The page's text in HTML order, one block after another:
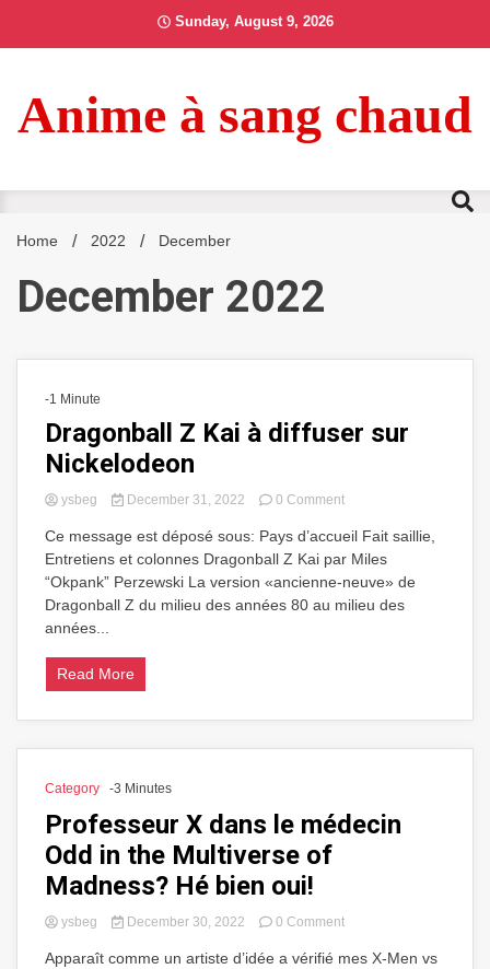
Sunday, August 9, 2026
Anime à sang chaud
Home 2022 December
December 2022
-1 Minute
Dragonball Z Kai à diffuser sur
Nickelodeon
ysbeg December 31, 2022 0 Commenton
Z
Kai
à
diffuser
Ce message est déposé sous: Pays d’accueil Fait saillie,
Entretiens et colonnes Dragonball Z Kai par Miles
“Okpank” Perzewski La version «ancienne-neuve» de
Dragonball Z du milieu des années 80 au milieu des
années...
Read More
Category -3 Minutes
Professeur X dans le médecin
Odd in the Multiverse of
Madness? Hé bien oui!
ysbeg December 30, 2022 0 Commenton
X
Apparaît comme un artiste d’idée a vérifié mes X-Men vs